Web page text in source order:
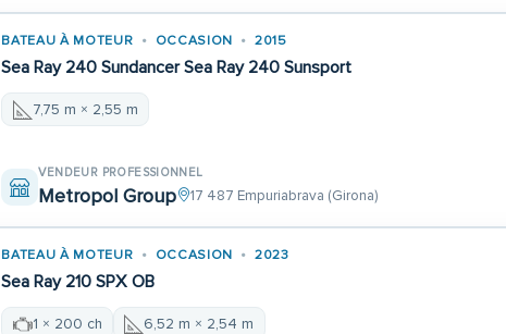
BATEAU À MOTEUR OCCASION 2015
Sea Ray 240 Sundancer Sea Ray 240 Sunsport
7,75 m × 2,55 m
VENDEUR PROFESSIONNEL
Metropol Group 17 487 Empuriabrava (Girona)
BATEAU À MOTEUR OCCASION 2023
Sea Ray 210 SPX OB
1 × 200 ch 6,52 m × 2,54 m